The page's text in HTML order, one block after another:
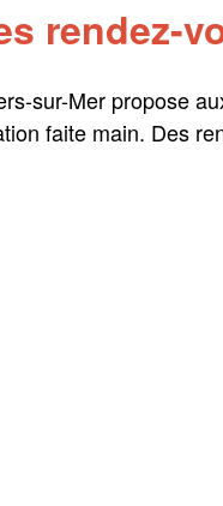
rendez-
sur-Mer propose
faite main. Des